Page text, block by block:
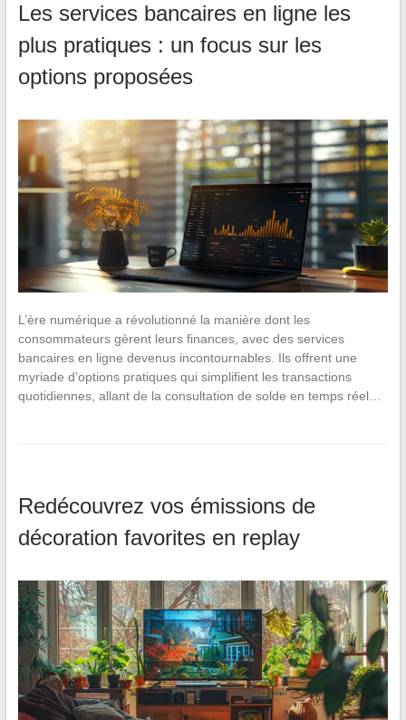
Les services bancaires en ligne les
plus pratiques : un focus sur les
options proposées
L’ère numérique a révolutionné la manière dont les
consommateurs gèrent leurs finances, avec des services
bancaires en ligne devenus incontournables. Ils offrent une
myriade d’options pratiques qui simplifient les transactions
quotidiennes, allant de la consultation de solde en temps réel…
Redécouvrez vos émissions de
décoration favorites en replay